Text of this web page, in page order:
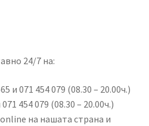
24/7 на:
и 071 454 079 (08.30 – 20.00ч.)
454 079 (08.30 – 20.00ч.)
на нашата страна и